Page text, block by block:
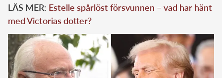
LÄS MER: Estelle spårlöst försvunnen – vad har hänt
med Victorias dotter?